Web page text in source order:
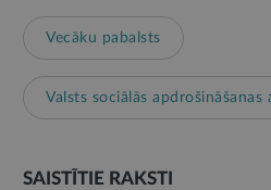
Vecāku pabalsts
Valsts sociālās apdrošināšanas
SAISTĪTIE RAKSTI